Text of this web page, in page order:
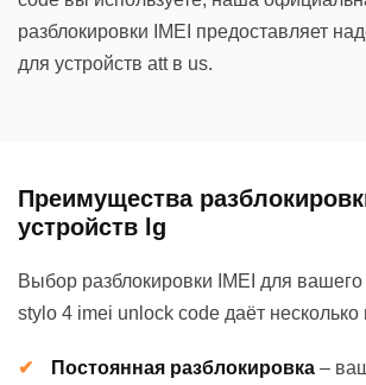
разблокировки IMEI предоставляет
для устройств att в us.
Преимущества
устройств lg
Выбор разблокировки IMEI для
stylo 4 imei unlock code даёт
Постоянная разблокировка –